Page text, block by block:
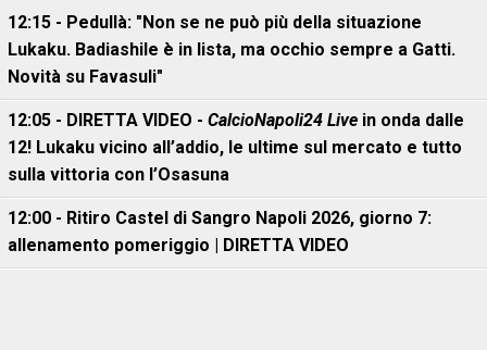
12:15 - Pedullà: "Non se ne può più della situazione
Lukaku. Badiashile è in lista, ma occhio sempre a Gatti.
Novità su Favasuli"
12:05 - DIRETTA VIDEO - CalcioNapoli24 Live in onda dalle
12! Lukaku vicino all’addio, le ultime sul mercato e tutto
sulla vittoria con l’Osasuna
12:00 - Ritiro Castel di Sangro Napoli 2026, giorno 7:
allenamento pomeriggio | DIRETTA VIDEO